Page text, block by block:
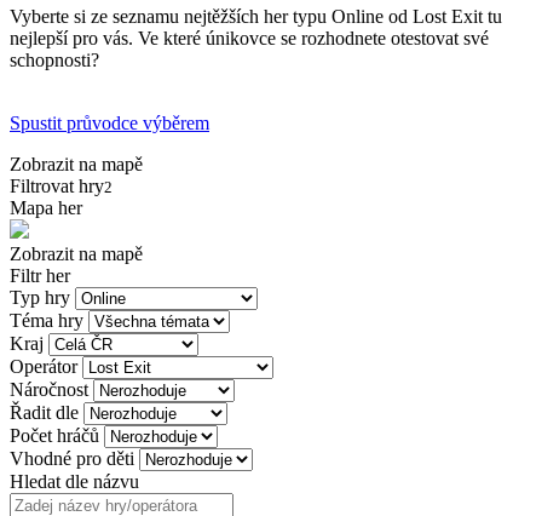
Vyberte si ze seznamu nejtěžších her typu Online od Lost Exit tu
nejlepší pro vás. Ve které únikovce se rozhodnete otestovat své
schopnosti?
Spustit průvodce výběrem
Zobrazit na mapě
Filtrovat hry2
Mapa her
Zobrazit na mapě
Filtr her
Typ hry
Téma hry
Kraj
Operátor
Náročnost
Řadit dle
Počet hráčů
Vhodné pro děti
Hledat dle názvu